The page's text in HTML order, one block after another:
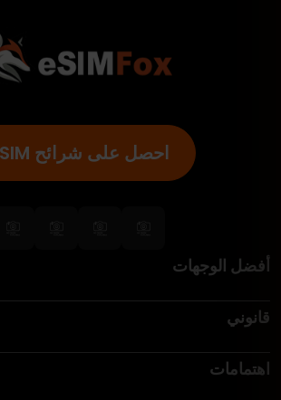
احصل على شرائح eSIM
أفضل الوجهات
قانوني
اهتمامات